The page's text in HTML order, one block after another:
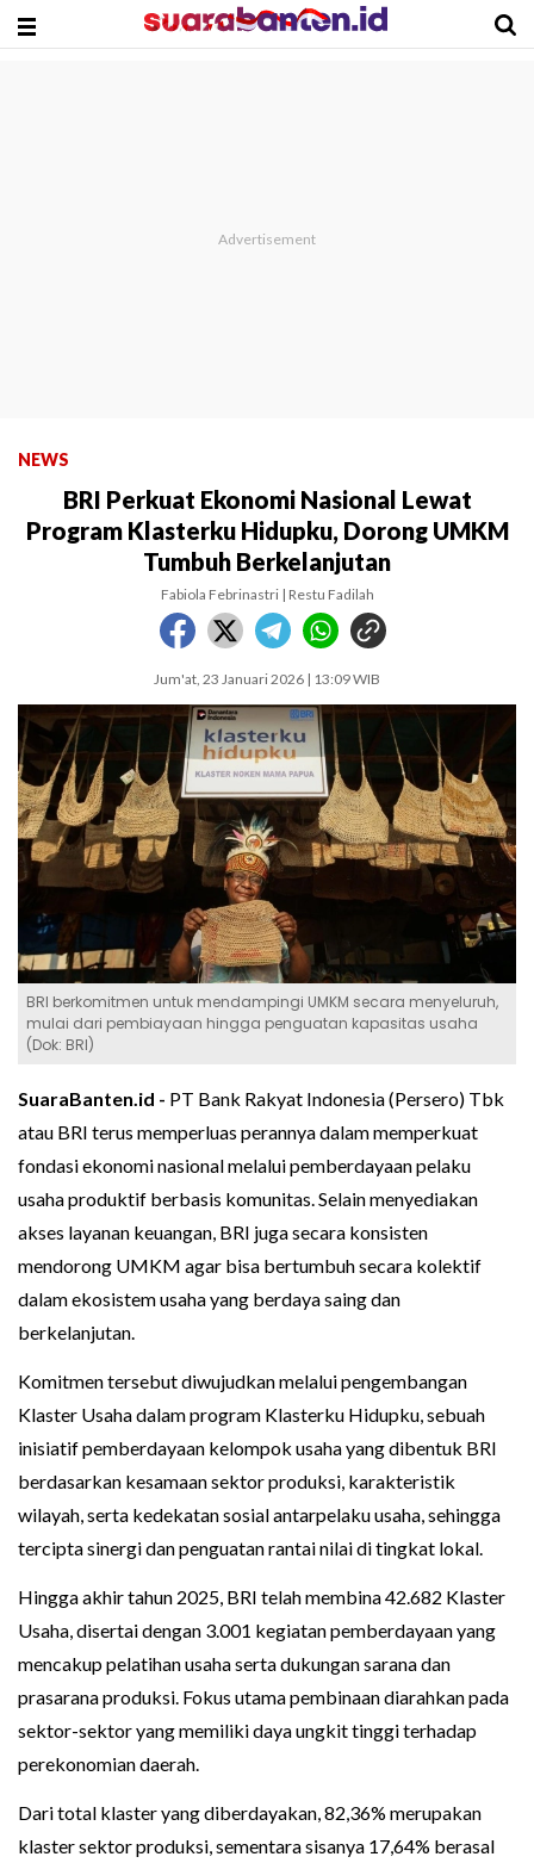
NEWS
BRI Perkuat Ekonomi Nasional Lewat
Program Klasterku Hidupku, Dorong UMKM
Tumbuh Berkelanjutan
Fabiola Febrinastri | Restu Fadilah
Jum'at, 23 Januari 2026 | 13:09 WIB
BRI berkomitmen untuk mendampingi UMKM secara menyeluruh,
mulai dari pembiayaan hingga penguatan kapasitas usaha
(Dok: BRI)
SuaraBanten.id - PT Bank Rakyat Indonesia (Persero) Tbk
atau BRI terus memperluas perannya dalam memperkuat
fondasi ekonomi nasional melalui pemberdayaan pelaku
usaha produktif berbasis komunitas. Selain menyediakan
akses layanan keuangan, BRI juga secara konsisten
mendorong UMKM agar bisa bertumbuh secara kolektif
dalam ekosistem usaha yang berdaya saing dan
berkelanjutan.
Komitmen tersebut diwujudkan melalui pengembangan
Klaster Usaha dalam program Klasterku Hidupku, sebuah
inisiatif pemberdayaan kelompok usaha yang dibentuk BRI
berdasarkan kesamaan sektor produksi, karakteristik
wilayah, serta kedekatan sosial antarpelaku usaha, sehingga
tercipta sinergi dan penguatan rantai nilai di tingkat lokal.
Hingga akhir tahun 2025, BRI telah membina 42.682 Klaster
Usaha, disertai dengan 3.001 kegiatan pemberdayaan yang
mencakup pelatihan usaha serta dukungan sarana dan
prasarana produksi. Fokus utama pembinaan diarahkan pada
sektor-sektor yang memiliki daya ungkit tinggi terhadap
perekonomian daerah.
Dari total klaster yang diberdayakan, 82,36% merupakan
klaster sektor produksi, sementara sisanya 17,64% berasal